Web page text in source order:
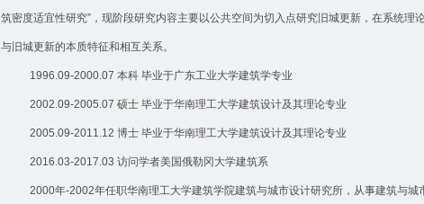
筑密度适宜性研究”，现阶段研究内容主要以公共空间为切入点研究旧城更新，在系统
与旧城更新的本质特征和相互关系。
1996.09-2000.07 本科 毕业于广东工业大学建筑学专业
2002.09-2005.07 硕士 毕业于华南理工大学建筑设计及其理论专业
2005.09-2011.12 博士 毕业于华南理工大学建筑设计及其理论专业
2016.03-2017.03 访问学者美国俄勒冈大学建筑系
2000年-2002年任职华南理工大学建筑学院建筑与城市设计研究所，从事建筑与城